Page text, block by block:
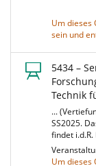
Um dieses
sein und
5434 –
Technik
...
SS2025.
findet
Um dieses